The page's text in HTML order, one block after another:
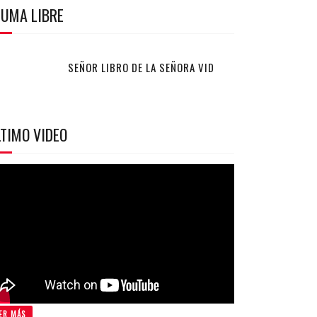
LIBRE
SEÑOR LIBRO DE LA SEÑORA VID
VIDEO
MÁS